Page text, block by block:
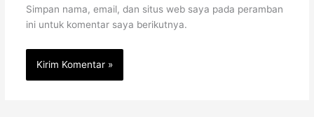
Simpan nama, email, dan situs web saya pada peramban
ini untuk komentar saya berikutnya.